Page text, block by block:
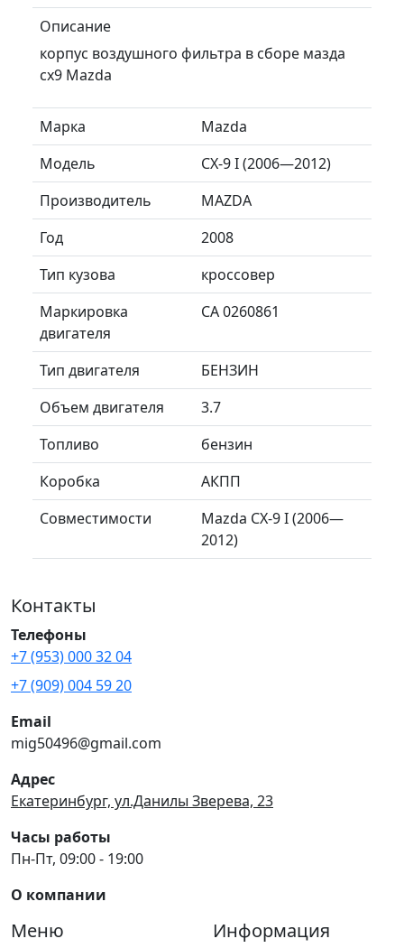
Описание
корпус воздушного фильтра в сборе мазда
сх9 Mazda
Марка
Mazda
Модель
CX-9 I (2006—2012)
Производитель
MAZDA
Год
2008
Тип кузова
кроссовер
Маркировка
двигателя
CA 0260861
Тип двигателя
БЕНЗИН
Объем двигателя
3.7
Топливо
бензин
Коробка
АКПП
Совместимости
Mazda CX-9 I (2006—
2012)
Контакты
Телефоны
+7 (953) 000 32 04
+7 (909) 004 59 20
Email
mig50496@gmail.com
Адрес
Екатеринбург, ул.Данилы Зверева, 23
Часы работы
Пн-Пт, 09:00 - 19:00
О компании
Меню Информация